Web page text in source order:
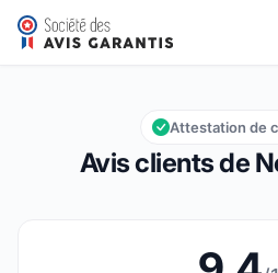
Nerina Bijoux
Note globale : 9,4 sur 10
9,4/10
Avis clients de
Attestation de